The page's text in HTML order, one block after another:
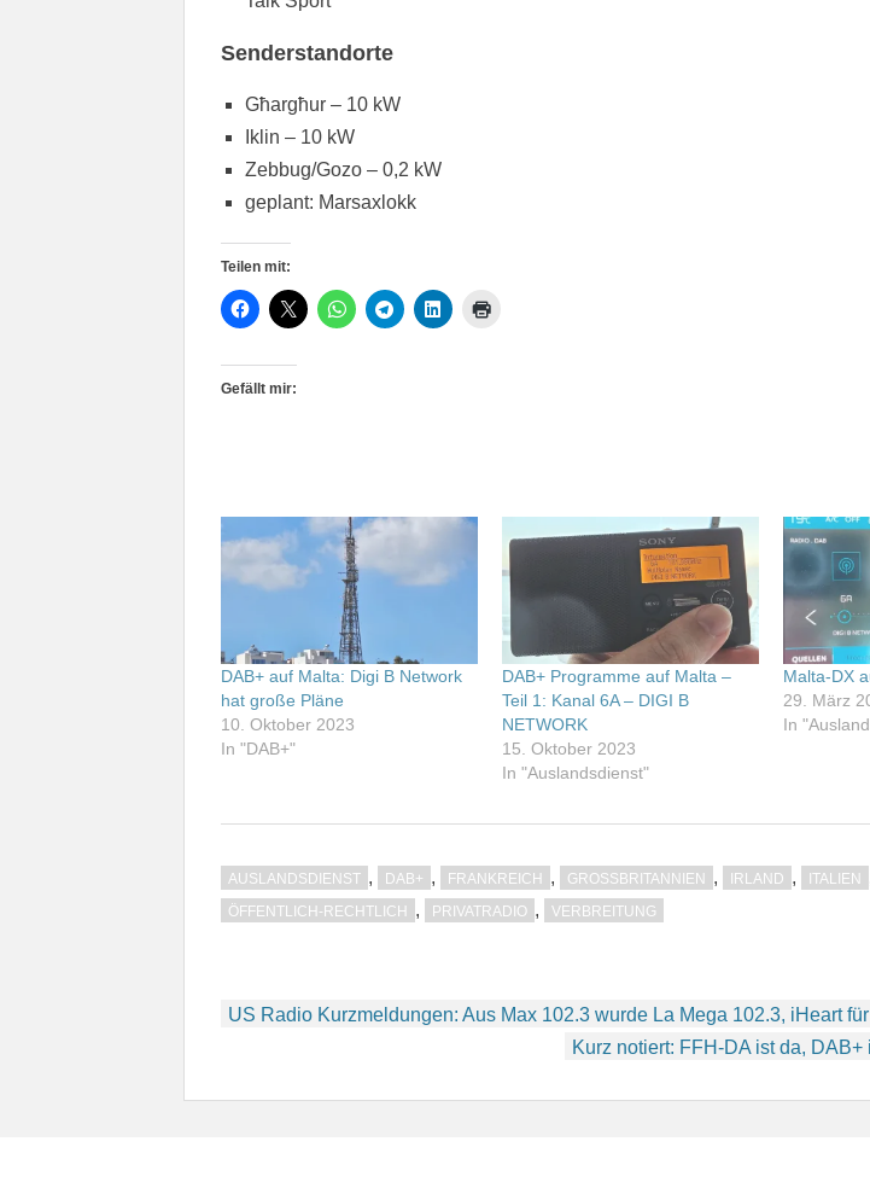
Senderstandorte
Għargħur – 10 kW
Iklin – 10 kW
Zebbug/Gozo – 0,2 kW
geplant: Marsaxlokk
Teilen mit:
Gefällt mir:
DAB+ auf Malta: Digi B Network
hat große Pläne
10. Oktober 2023
In "DAB+"
DAB+ Programme auf Malta –
Teil 1: Kanal 6A – DIGI B
NETWORK
15. Oktober 2023
In "Auslandsdienst"
Malta-DX
29. März
In
AUSLANDSDIENST , DAB+ , FRANKREICH , GROSSBRITANNIEN , IRLAND , ITALIEN
ÖFFENTLICH-RECHTLICH , PRIVATRADIO , VERBREITUNG
Beitragsnavigation
US Radio Kurzmeldungen: Aus Max 102.3 wurde La Mega 102.3, iHeart für
Kurz notiert: FFH-DA ist da,